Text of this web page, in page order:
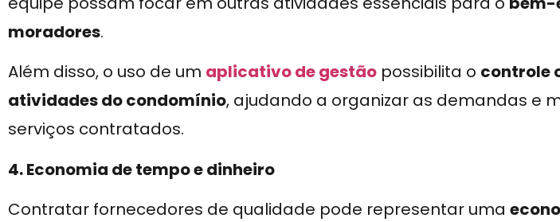
moradores.
Além disso, o uso de um aplicativo de gestão possibilita o controle
atividades do condomínio, ajudando a organizar as demandas e
serviços contratados.
4. Economia de tempo e dinheiro
Contratar fornecedores de qualidade pode representar uma